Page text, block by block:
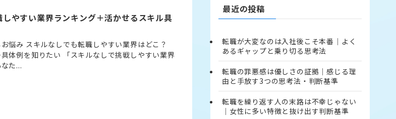
やすい業界ランキング＋活かせるスキル具
悩み スキルなしでも転職しやすい業界はどこ？
体例を知りたい 「スキルなしで挑戦しやすい業界
た...
最近の投稿
転職が大変なのは入社後こそ本番｜よく
あるギャップと乗り切る思考法
転職の罪悪感は優しさの証拠｜感じる理
由と手放す3つの思考法・判断基準
転職を繰り返す人の末路は不幸じゃない
｜女性に多い特徴と抜け出す判断基準